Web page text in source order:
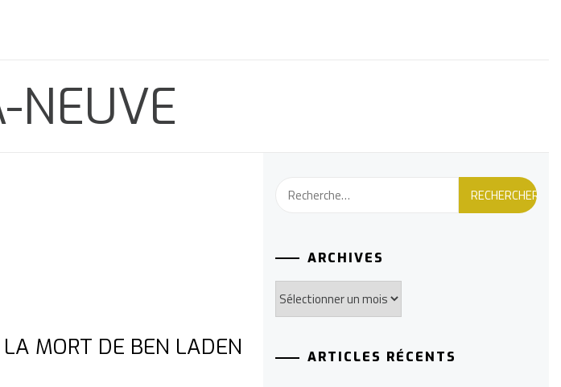
NEUVE
LA MORT DE BEN LADEN
Rechercher :
ARCHIVES
Archives
ARTICLES RÉCENTS